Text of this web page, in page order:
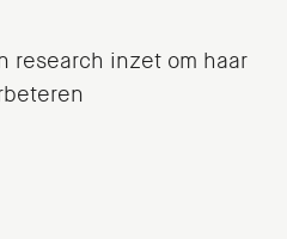
research inzet om haar